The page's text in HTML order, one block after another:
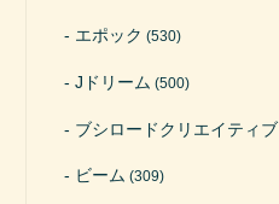
エポック (530)
Jドリーム (500)
ブシロードクリエイティブ
ビーム (309)